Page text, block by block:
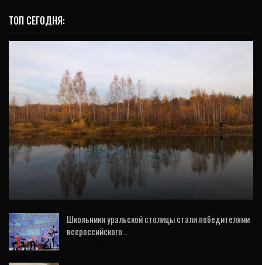
ТОП СЕГОДНЯ:
ОБЩЕСТВО
Температура воздуха на Среднем Урале
начнёт снижаться
Школьники уральской столицы стали победителями
всероссийского…